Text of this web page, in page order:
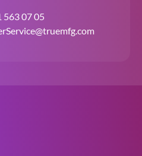
563 07 05